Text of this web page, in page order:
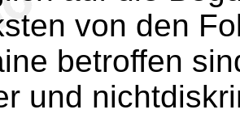
von den
betroffen
und